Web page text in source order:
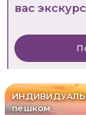
вас
пешком